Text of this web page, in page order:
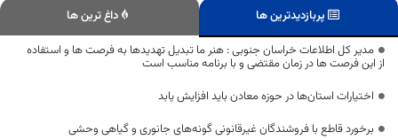
پربازدیدترین ها
داغ ترین ها
مدیر کل اطلاعات خراسان جنوبی : هنر ما تبدیل تهدیدها به فرصت ها و استفاده
از این فرصت ها در زمان مقتضی و با برنامه مناسب است
اختیارات استان‌ها در حوزه معادن باید افزایش یابد
برخورد قاطع با فروشندگان غیرقانونی گونه‌های جانوری و گیاهی وحشی